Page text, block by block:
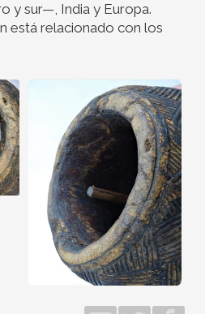
y sur—, India y Europa.
está relacionado con los